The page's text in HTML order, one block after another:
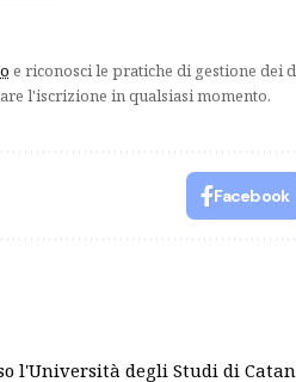
e riconosci le pratiche di gestione dei
l'iscrizione in qualsiasi momento.
Facebook
l'Università degli Studi di